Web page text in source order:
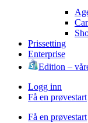
Prissetting
Enterprise
Edition –
Logg inn
Få en prøvestart
Få en prøvestart